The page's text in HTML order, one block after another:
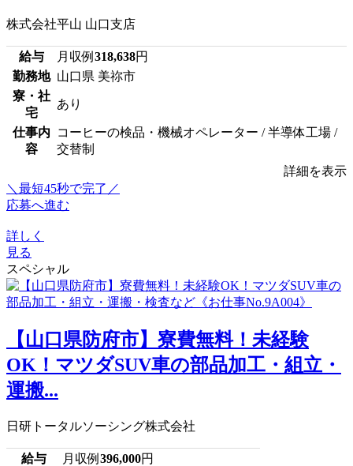
株式会社平山 山口支店
給与 月収例 318,638円
勤務地 山口県 美祢市
寮・社
宅
あり
仕事内
容
コーヒーの検品・機械オペレーター / 半導体工場 /
交替制
詳細を表示
＼最短45秒で完了／
応募へ進む
詳しく
見る
スペシャル
【山口県防府市】寮費無料！未経験
OK！マツダSUV車の部品加工・組立・
運搬...
日研トータルソーシング株式会社
給与 月収例 396,000円